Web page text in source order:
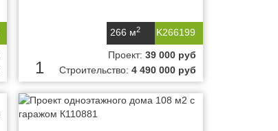
K266199
266 м2
1
Проект: 39 000 руб
Строительство: 4 490 000 руб